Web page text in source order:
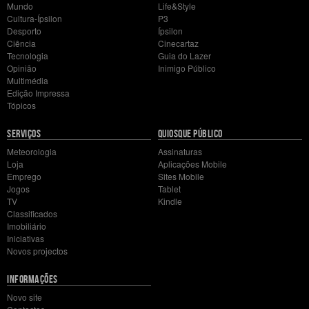
Mundo
Cultura-Ípsilon
Desporto
Ciência
Tecnologia
Opinião
Multimédia
Edição Impressa
Tópicos
Life&Style
P3
Ípsilon
Cinecartaz
Guia do Lazer
Inimigo Público
SERVIÇOS
Meteorologia
Loja
Emprego
Jogos
TV
Classificados
Imobiliário
Iniciativas
Novos projectos
QUIOSQUE PÚBLICO
Assinaturas
Aplicações Mobile
Sites Mobile
Tablet
Kindle
INFORMAÇÕES
Novo site